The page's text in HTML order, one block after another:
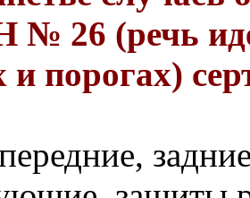
26 (речь
и порогах)